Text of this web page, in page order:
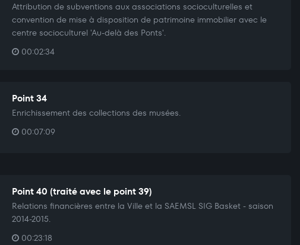
Attribution de subventions aux associations socioculturelles et
convention de mise à disposition de patrimoine immobilier avec le
centre socioculturel 'Au-delà des Ponts'.
00:02:34
Point 34
Enrichissement des collections des musées.
00:07:09
Point 40 (traité avec le point 39)
Relations financières entre la Ville et la SAEMSL SIG Basket - saison
2014-2015.
00:23:18